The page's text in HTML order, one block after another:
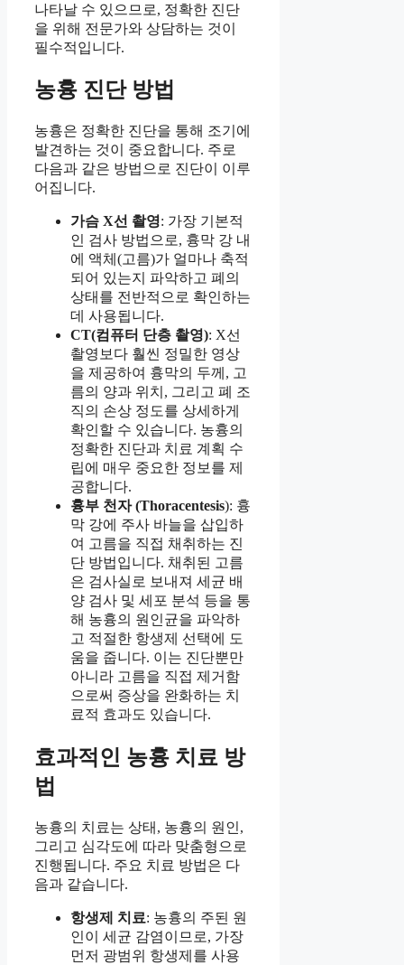
나타날 수 있으므로, 정확한 진단
을 위해 전문가와 상담하는 것이
필수적입니다.
농흉 진단 방법
농흉은 정확한 진단을 통해 조기에
발견하는 것이 중요합니다. 주로
다음과 같은 방법으로 진단이 이루
어집니다.
가슴 X선 촬영: 가장 기본적
인 검사 방법으로, 흉막 강 내
에 액체(고름)가 얼마나 축적
되어 있는지 파악하고 폐의
상태를 전반적으로 확인하는
데 사용됩니다.
CT(컴퓨터 단층 촬영): X선
촬영보다 훨씬 정밀한 영상
을 제공하여 흉막의 두께, 고
름의 양과 위치, 그리고 폐 조
직의 손상 정도를 상세하게
확인할 수 있습니다. 농흉의
정확한 진단과 치료 계획 수
립에 매우 중요한 정보를 제
공합니다.
흉부 천자 (Thoracentesis): 흉
막 강에 주사 바늘을 삽입하
여 고름을 직접 채취하는 진
단 방법입니다. 채취된 고름
은 검사실로 보내져 세균 배
양 검사 및 세포 분석 등을 통
해 농흉의 원인균을 파악하
고 적절한 항생제 선택에 도
움을 줍니다. 이는 진단뿐만
아니라 고름을 직접 제거함
으로써 증상을 완화하는 치
료적 효과도 있습니다.
효과적인 농흉 치료 방
법
농흉의 치료는 상태, 농흉의 원인,
그리고 심각도에 따라 맞춤형으로
진행됩니다. 주요 치료 방법은 다
음과 같습니다.
항생제 치료: 농흉의 주된 원
인이 세균 감염이므로, 가장
먼저 광범위 항생제를 사용